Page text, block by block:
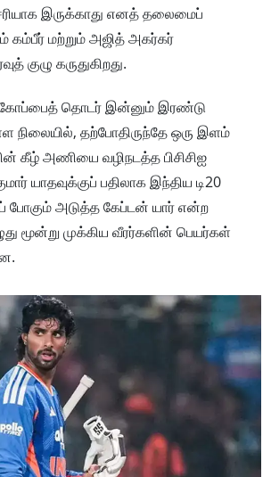
இருக்காது எனத் தலைமைப்
கம்பீர் மற்றும் அஜித் அகர்கர்
குழு கருதுகிறது.
கோப்பைத் தொடர் இன்னும் இரண்டு
நிலையில், தற்போதிருந்தே ஒரு இளம்
கீழ் அணியை வழிநடத்த பிசிசிஐ
யாதவுக்குப் பதிலாக இந்திய டி20
அடுத்த கேப்டன் யார் என்ற
மூன்று முக்கிய வீரர்களின் பெயர்கள்